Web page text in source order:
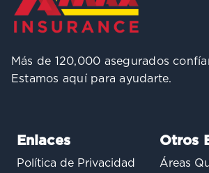
Más de 120,000 asegurados
Estamos aquí para ayudarte.
Enlaces
Política de Privacidad
Otros
Áreas